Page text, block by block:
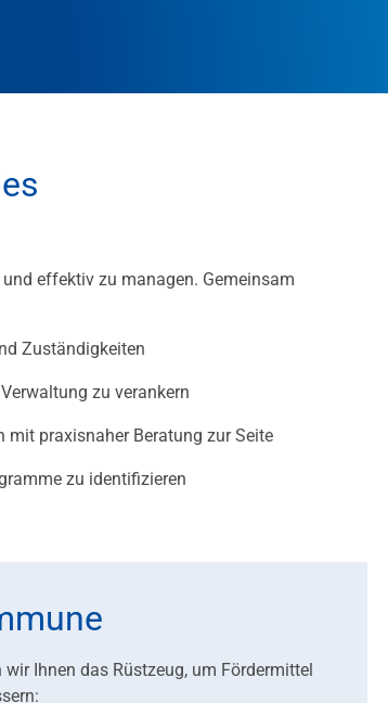
effektiv zu managen. Gemeinsam
Zuständigkeiten
zu verankern
mit praxisnaher Beratung zur Seite
zu identifizieren
wir Ihnen das Rüstzeug, um Fördermittel